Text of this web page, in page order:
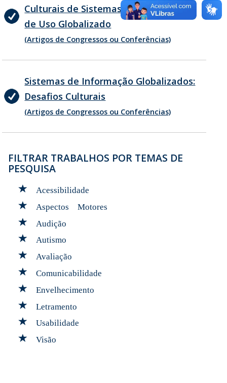
Culturais de Sistemas de Informação
de Uso Globalizado
(Artigos de Congressos ou Conferências)
Sistemas de Informação Globalizados:
Desafios Culturais
(Artigos de Congressos ou Conferências)
FILTRAR TRABALHOS POR TEMAS DE
PESQUISA
Acessibilidade
Aspectos Motores
Audição
Autismo
Avaliação
Comunicabilidade
Envelhecimento
Letramento
Usabilidade
Visão